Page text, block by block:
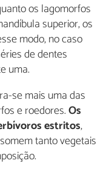
os lagomorfos
superior, os
modo, no caso
de dentes
uma.
se mais uma das
e roedores.Os
estritos,
tanto vegetais